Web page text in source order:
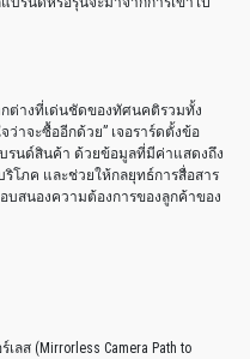
ต่างที่เด่นชัดของทัศนคติรวมทั้ง
าจะซื้ออีกด้วย” เจอราร์ดตั้งข้อ
รนด์สินค้า ด้วยข้อมูลที่มีค่าแสดงถึง
โภค และช่วยให้กลยุทธ์การสื่อสาร
บสนองความต้องการของลูกค้าของ
ส (Mirrorless Camera Path to